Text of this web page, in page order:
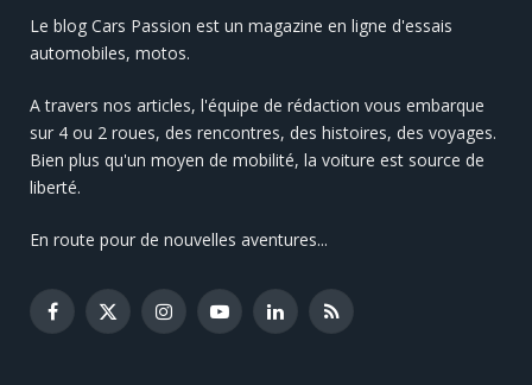
Le blog Cars Passion est un magazine en ligne d'essais
automobiles, motos.
A travers nos articles, l'équipe de rédaction vous embarque
sur 4 ou 2 roues, des rencontres, des histoires, des voyages.
Bien plus qu'un moyen de mobilité, la voiture est source de
liberté.
En route pour de nouvelles aventures...
Facebook
X
InstagramYouTubeLinkedInRSS